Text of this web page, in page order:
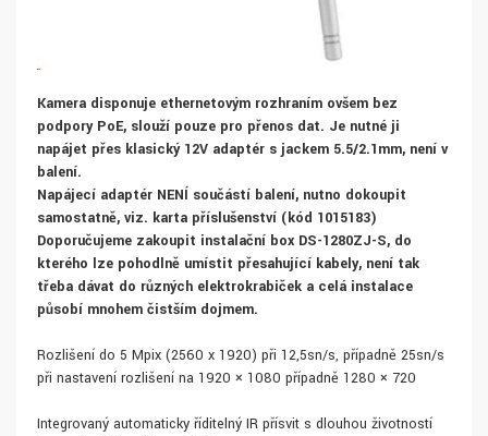
Kamera disponuje ethernetovým rozhraním ovšem bez
podpory PoE, slouží pouze pro přenos dat. Je nutné ji
napájet přes klasický 12V adaptér s jackem 5.5/2.1mm, není v
balení.
Napájecí adaptér NENÍ součástí balení, nutno dokoupit
samostatně, viz. karta příslušenství (kód 1015183)
Doporučujeme zakoupit instalační box DS-1280ZJ-S, do
kterého lze pohodlně umístit přesahující kabely, není tak
třeba dávat do různých elektrokrabiček a celá instalace
působí mnohem čistším dojmem.
Rozlišení do 5 Mpix (2560 x 1920) při 12,5sn/s, případně 25sn/s
při nastavení rozlišení na 1920 × 1080 případně 1280 × 720
Integrovaný automaticky říditelný IR přísvit s dlouhou životností